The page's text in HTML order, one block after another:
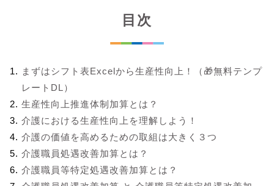
目次
まずはシフト表Excelから生産性向上！（🎁無料テンプ
レートDL）
生産性向上推進体制加算とは？
介護における生産性向上を理解しよう！
介護の価値を高めるための取組は大きく３つ
介護職員処遇改善加算とは？
介護職員等特定処遇改善加算とは？